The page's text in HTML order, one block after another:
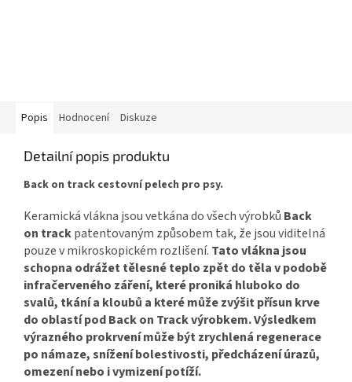
Popis Hodnocení Diskuze
Detailní popis produktu
Back on track cestovní pelech pro psy.
Keramická vlákna jsou vetkána do všech výrobků Back
on trackpatentovaným způsobem tak, že jsou viditelná
pouze v mikroskopickém rozlišení. Tato vlákna jsou
schopna odrážet tělesné teplo zpět do těla v podobě
infračerveného záření, které proniká hluboko do
svalů, tkání a kloubů a které může zvýšit přísun krve
do oblastí pod Back on Track výrobkem. Výsledkem
výrazného prokrvení může být zrychlená regenerace
po námaze, snížení bolestivosti, předcházení úrazů,
omezení nebo i vymizení potíží.